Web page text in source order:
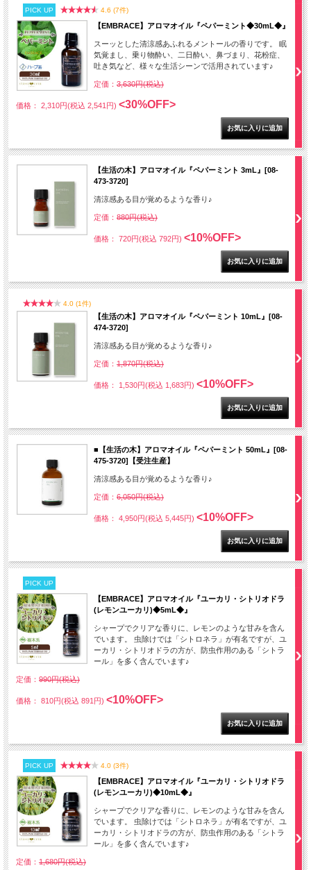
PICK UP 4.6 (7件)
【EMBRACE】アロマオイル『ペパーミント◆30mL◆』
スーッとした清涼感あふれるメントールの香りです。 眠
気覚まし、乗り物酔い、二日酔い、鼻づまり、花粉症、
吐き気など、様々な生活シーンで活用されています♪
定価： 3,630円(税込)
価格： 2,310円(税込 2,541円) <30%OFF>
【生活の木】アロマオイル『ペパーミント 3mL』[08-
473-3720]
清涼感ある目が覚めるような香り♪
定価： 880円(税込)
価格： 720円(税込 792円) <10%OFF>
4.0 (1件)
【生活の木】アロマオイル『ペパーミント 10mL』[08-
474-3720]
清涼感ある目が覚めるような香り♪
定価： 1,870円(税込)
価格： 1,530円(税込 1,683円) <10%OFF>
■【生活の木】アロマオイル『ペパーミント 50mL』[08-
475-3720]【受注生産】
清涼感ある目が覚めるような香り♪
定価： 6,050円(税込)
価格： 4,950円(税込 5,445円) <10%OFF>
PICK UP
【EMBRACE】アロマオイル『ユーカリ・シトリオドラ
(レモンユーカリ)◆5mL◆』
シャープでクリアな香りに、レモンのような甘みを含ん
でいます。 虫除けでは「シトロネラ」が有名ですが、ユ
ーカリ・シトリオドラの方が、防虫作用のある「シトラ
ール」を多く含んでいます♪
定価： 990円(税込)
価格： 810円(税込 891円) <10%OFF>
PICK UP 4.0 (3件)
【EMBRACE】アロマオイル『ユーカリ・シトリオドラ
(レモンユーカリ)◆10mL◆』
シャープでクリアな香りに、レモンのような甘みを含ん
でいます。 虫除けでは「シトロネラ」が有名ですが、ユ
ーカリ・シトリオドラの方が、防虫作用のある「シトラ
ール」を多く含んでいます♪
定価： 1,680円(税込)